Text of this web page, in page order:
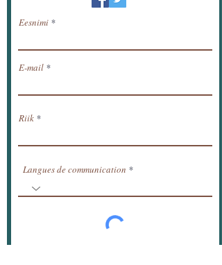
Uudiskiri / saada uudised meili teel.
Eesnimi
E-mail
Riik
Langues de communication